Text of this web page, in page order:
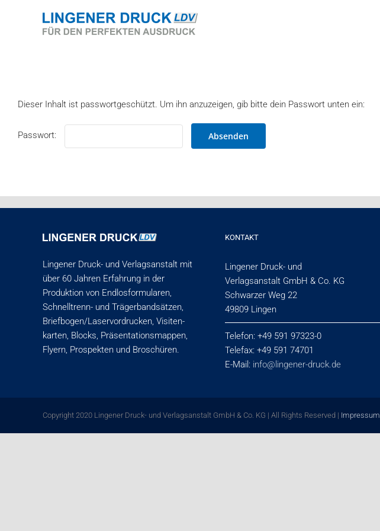
Dieser Inhalt ist passwortgeschützt. Um ihn anzuzeigen, gib bitte dein Passwort unten ein:
Passwort:
Lingener Druck- und Verlagsanstalt mit
über 60 Jahren Erfahrung in der
Produktion von Endlosformularen,
Schnelltrenn- und Trägerbandsätzen,
Briefbogen/Laservordrucken, Visiten­
karten, Blocks, Präsentationsmappen,
Flyern, Prospekten und Broschüren.
KONTAKT
Lingener Druck- und
Verlagsanstalt GmbH & Co. KG
Schwarzer Weg 22
49809 Lingen
Telefon: +49 591 97323-0
Telefax: +49 591 74701
E-Mail: info@lingener-druck.de
Copyright 2020 Lingener Druck- und Verlagsanstalt GmbH & Co. KG | All Rights Reserved | Impressum